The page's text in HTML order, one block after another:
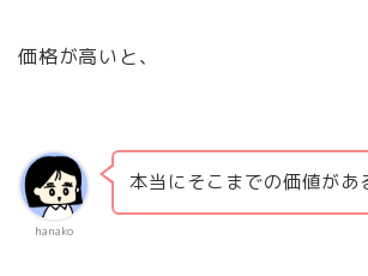
価格が高いと、
hanako
本当にそこまでの価値があ